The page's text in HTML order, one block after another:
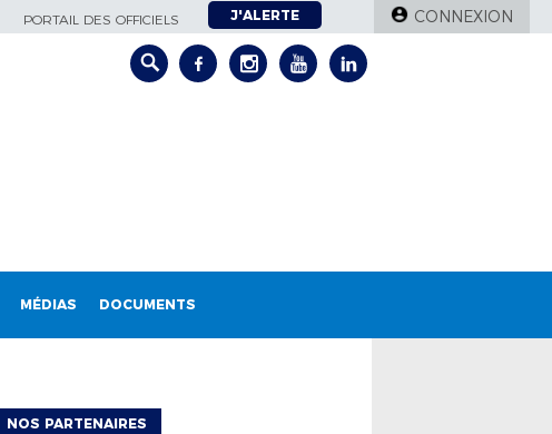
PORTAIL DES OFFICIELS J'ALERTE CONNEXION
MÉDIAS DOCUMENTS
NOS PARTENAIRES